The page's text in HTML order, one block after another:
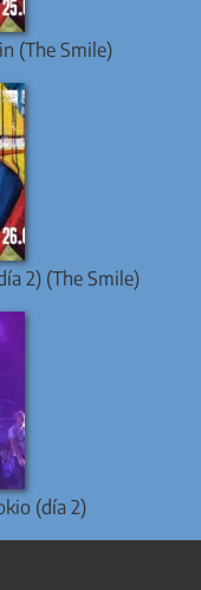
(The Smile)
2) (The Smile)
(día 2)